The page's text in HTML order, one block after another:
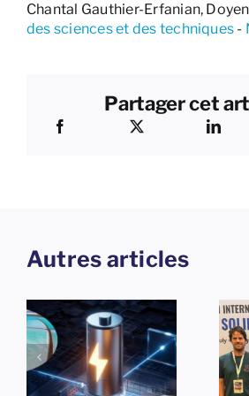
Chantal Gauthier-Erfanian,
des sciences et des techniques -
Partager cet
Autres articles
25e
Conférence
internationale
sur les
solides
ioniques -